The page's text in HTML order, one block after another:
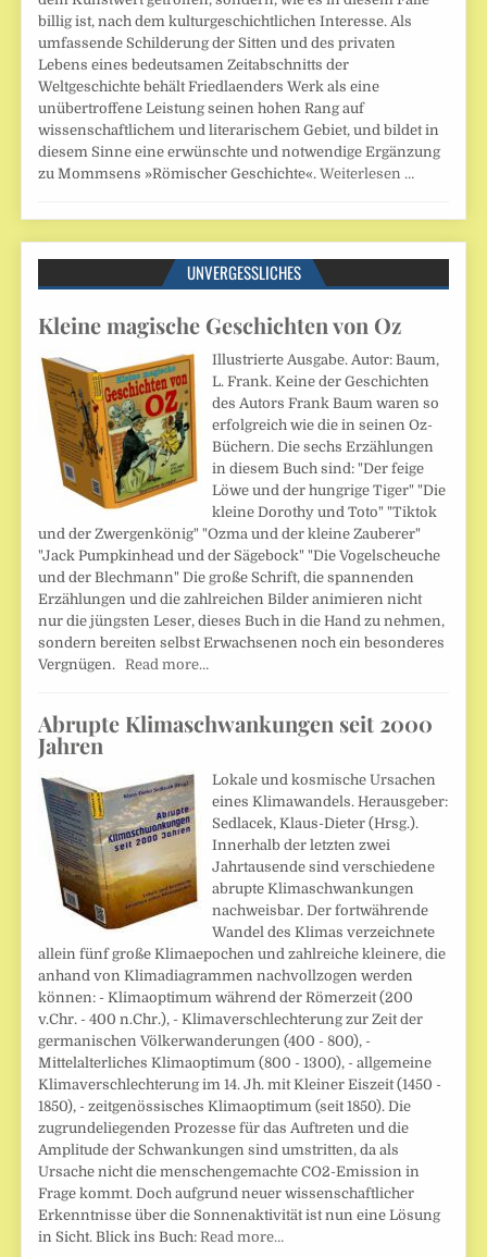
billig ist, nach dem kulturgeschichtlichen Interesse. Als
umfassende Schilderung der Sitten und des privaten
Lebens eines bedeutsamen Zeitabschnitts der
Weltgeschichte behält Friedlaenders Werk als eine
unübertroffene Leistung seinen hohen Rang auf
wissenschaftlichem und literarischem Gebiet, und bildet in
diesem Sinne eine erwünschte und notwendige Ergänzung
zu Mommsens »Römischer Geschichte«.Weiterlesen …
UNVERGESSLICHES
Kleine magische Geschichten von Oz
Illustrierte Ausgabe. Autor: Baum,
L. Frank. Keine der Geschichten
des Autors Frank Baum waren so
erfolgreich wie die in seinen Oz-
Büchern. Die sechs Erzählungen
in diesem Buch sind: "Der feige
Löwe und der hungrige Tiger" "Die
kleine Dorothy und Toto" "Tiktok
und der Zwergenkönig" "Ozma und der kleine Zauberer"
"Jack Pumpkinhead und der Sägebock" "Die Vogelscheuche
und der Blechmann" Die große Schrift, die spannenden
Erzählungen und die zahlreichen Bilder animieren nicht
nur die jüngsten Leser, dieses Buch in die Hand zu nehmen,
sondern bereiten selbst Erwachsenen noch ein besonderes
Vergnügen. Read more…
Abrupte Klimaschwankungen seit 2000
Jahren
Lokale und kosmische Ursachen
eines Klimawandels. Herausgeber:
Sedlacek, Klaus-Dieter (Hrsg.).
Innerhalb der letzten zwei
Jahrtausende sind verschiedene
abrupte Klimaschwankungen
nachweisbar. Der fortwährende
Wandel des Klimas verzeichnete
allein fünf große Klimaepochen und zahlreiche kleinere, die
anhand von Klimadiagrammen nachvollzogen werden
können: - Klimaoptimum während der Römerzeit (200
v.Chr. - 400 n.Chr.), - Klimaverschlechterung zur Zeit der
germanischen Völkerwanderungen (400 - 800), -
Mittelalterliches Klimaoptimum (800 - 1300), - allgemeine
Klimaverschlechterung im 14. Jh. mit Kleiner Eiszeit (1450 -
1850), - zeitgenössisches Klimaoptimum (seit 1850). Die
zugrundeliegenden Prozesse für das Auftreten und die
Amplitude der Schwankungen sind umstritten, da als
Ursache nicht die menschengemachte CO2-Emission in
Frage kommt. Doch aufgrund neuer wissenschaftlicher
Erkenntnisse über die Sonnenaktivität ist nun eine Lösung
in Sicht. Blick ins Buch: Read more…